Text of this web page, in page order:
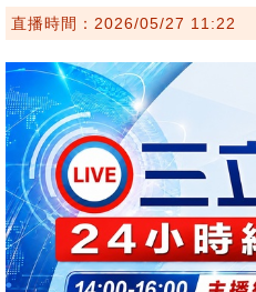
直播時間：2026/05/27 11:22